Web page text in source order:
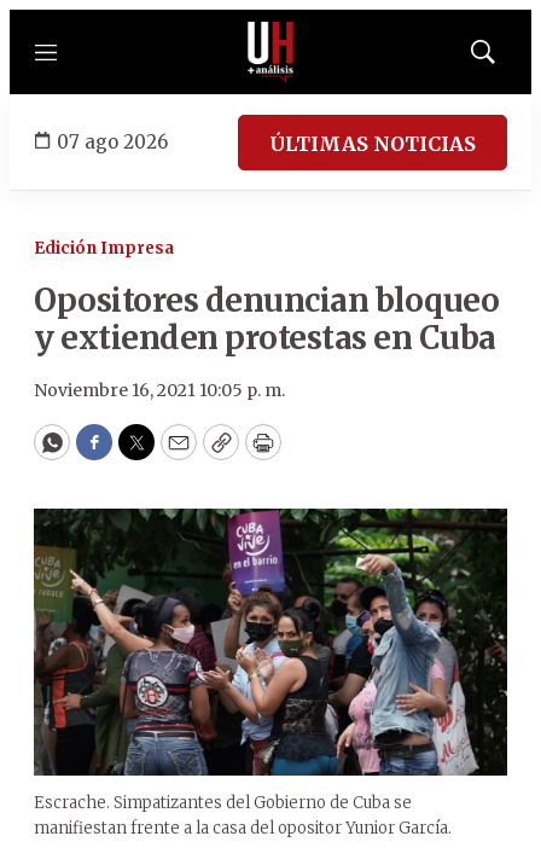
Menú
Mostrar
07 ago 2026 ÚLTIMAS NOTICIAS
Edición Impresa
Opositores denuncian bloqueo
y extienden protestas en Cuba
Noviembre 16, 2021 10:05 p. m.
WhatsApp
Facebook
Twitter
EmailCopyPrint
Escrache. Simpatizantes del Gobierno de Cuba se
manifiestan frente a la casa del opositor Yunior García.